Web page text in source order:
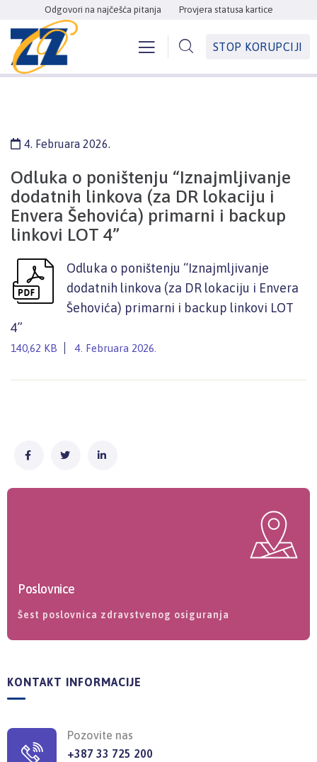
Odgovori na najčešća pitanja Provjera statusa kartice
STOP KORUPCIJI
4. Februara 2026.
Odluka o poništenju “Iznajmljivanje
dodatnih linkova (za DR lokaciju i
Envera Šehovića) primarni i backup
linkovi LOT 4”
Odluka o poništenju “Iznajmljivanje
dodatnih linkova (za DR lokaciju i Envera
Šehovića) primarni i backup linkovi LOT
4”
140,62 KB 4. Februara 2026.
Poslovnice
Šest poslovnica zdravstvenog osiguranja
KONTAKT INFORMACIJE
Pozovite nas
+387 33 725 200